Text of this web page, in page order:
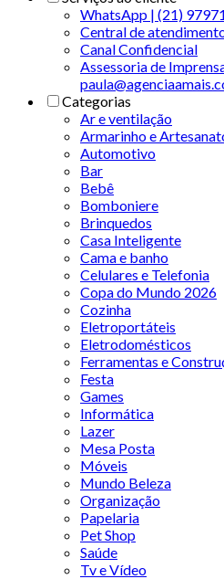
WhatsApp | (21)
Central de
Canal Confidencial
Assessoria de
Categorias
Ar e ventilação
Armarinho e
Automotivo
Bar
Bebê
Bomboniere
Brinquedos
Casa Inteligente
Cama e banho
Celulares e Telefonia
Copa do Mundo 2026
Cozinha
Eletroportáteis
Eletrodomésticos
Ferramentas e
Festa
Games
Informática
Lazer
Mesa Posta
Móveis
Mundo Beleza
Organização
Papelaria
Pet Shop
Saúde
Tv e Vídeo